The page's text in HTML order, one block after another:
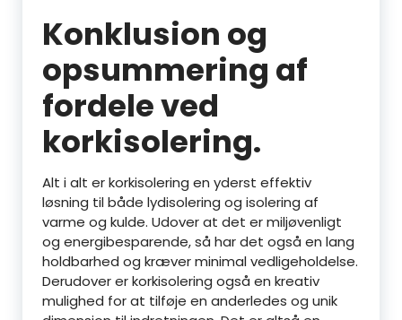
Konklusion og
opsummering af
fordele ved
korkisolering.
Alt i alt er korkisolering en yderst effektiv
løsning til både lydisolering og isolering af
varme og kulde. Udover at det er miljøvenligt
og energibesparende, så har det også en lang
holdbarhed og kræver minimal vedligeholdelse.
Derudover er korkisolering også en kreativ
mulighed for at tilføje en anderledes og unik